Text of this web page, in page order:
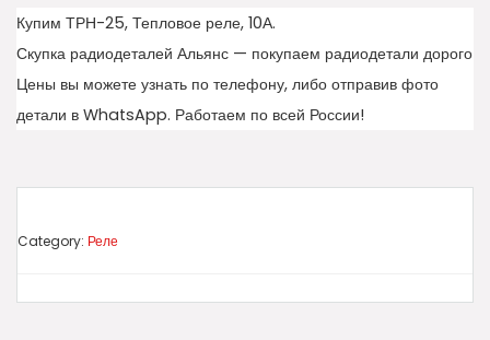
Купим ТРН-25, Тепловое реле, 10А.
Скупка радиодеталей Альянс — покупаем радиодетали дорого
Цены вы можете узнать по телефону, либо отправив фото
детали в WhatsApp. Работаем по всей России!
Category: Реле